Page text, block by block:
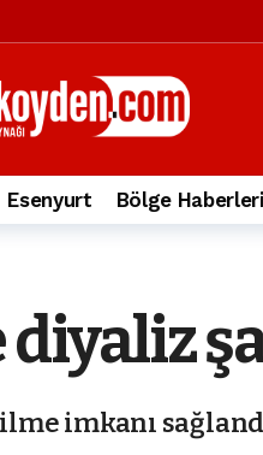
suçlamalar 10 ay önce
önce
2 yıl önce
Esenyurt Bölge Haberleri
imkanı